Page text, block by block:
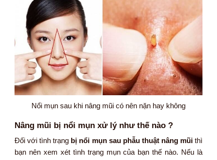
Nổi mụn sau khi nâng mũi có nên nặn hay không
Nâng mũi bị nổi mụn xử lý như thế nào ?
Đối với tình trạng bị nổi mụn sau phẫu thuật nâng mũithì
bạn nên xem xét tình trạng mụn của bạn thế nào. Nếu là